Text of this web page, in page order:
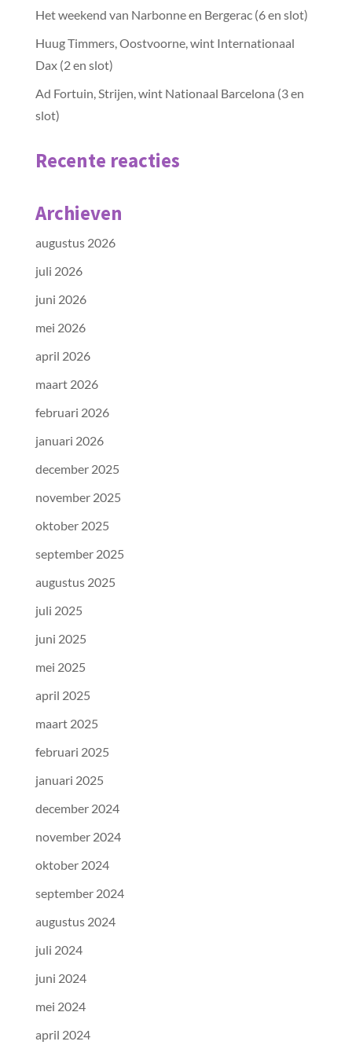
Het weekend van Narbonne en Bergerac (6 en slot)
Huug Timmers, Oostvoorne, wint Internationaal
Dax (2 en slot)
Ad Fortuin, Strijen, wint Nationaal Barcelona (3 en
slot)
Recente reacties
Archieven
augustus 2026
juli 2026
juni 2026
mei 2026
april 2026
maart 2026
februari 2026
januari 2026
december 2025
november 2025
oktober 2025
september 2025
augustus 2025
juli 2025
juni 2025
mei 2025
april 2025
maart 2025
februari 2025
januari 2025
december 2024
november 2024
oktober 2024
september 2024
augustus 2024
juli 2024
juni 2024
mei 2024
april 2024